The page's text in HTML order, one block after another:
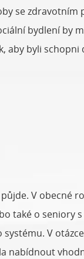
se zdravotním
bydlení by
aby byli
V obecné
také o seniory
V